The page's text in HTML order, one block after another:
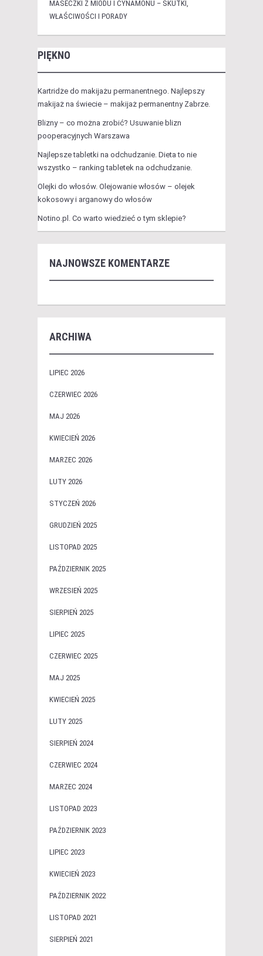
MASECZKI Z MIODU I CYNAMONU – SKUTKI,
WŁAŚCIWOŚCI I PORADY
PIĘKNO
Kartridże do makijażu permanentnego. Najlepszy
makijaż na świecie – makijaż permanentny Zabrze.
Blizny – co można zrobić? Usuwanie blizn
pooperacyjnych Warszawa
Najlepsze tabletki na odchudzanie. Dieta to nie
wszystko – ranking tabletek na odchudzanie.
Olejki do włosów. Olejowanie włosów – olejek
kokosowy i arganowy do włosów
Notino.pl. Co warto wiedzieć o tym sklepie?
NAJNOWSZE KOMENTARZE
ARCHIWA
LIPIEC 2026
CZERWIEC 2026
MAJ 2026
KWIECIEŃ 2026
MARZEC 2026
LUTY 2026
STYCZEŃ 2026
GRUDZIEŃ 2025
LISTOPAD 2025
PAŹDZIERNIK 2025
WRZESIEŃ 2025
SIERPIEŃ 2025
LIPIEC 2025
CZERWIEC 2025
MAJ 2025
KWIECIEŃ 2025
LUTY 2025
SIERPIEŃ 2024
CZERWIEC 2024
MARZEC 2024
LISTOPAD 2023
PAŹDZIERNIK 2023
LIPIEC 2023
KWIECIEŃ 2023
PAŹDZIERNIK 2022
LISTOPAD 2021
SIERPIEŃ 2021